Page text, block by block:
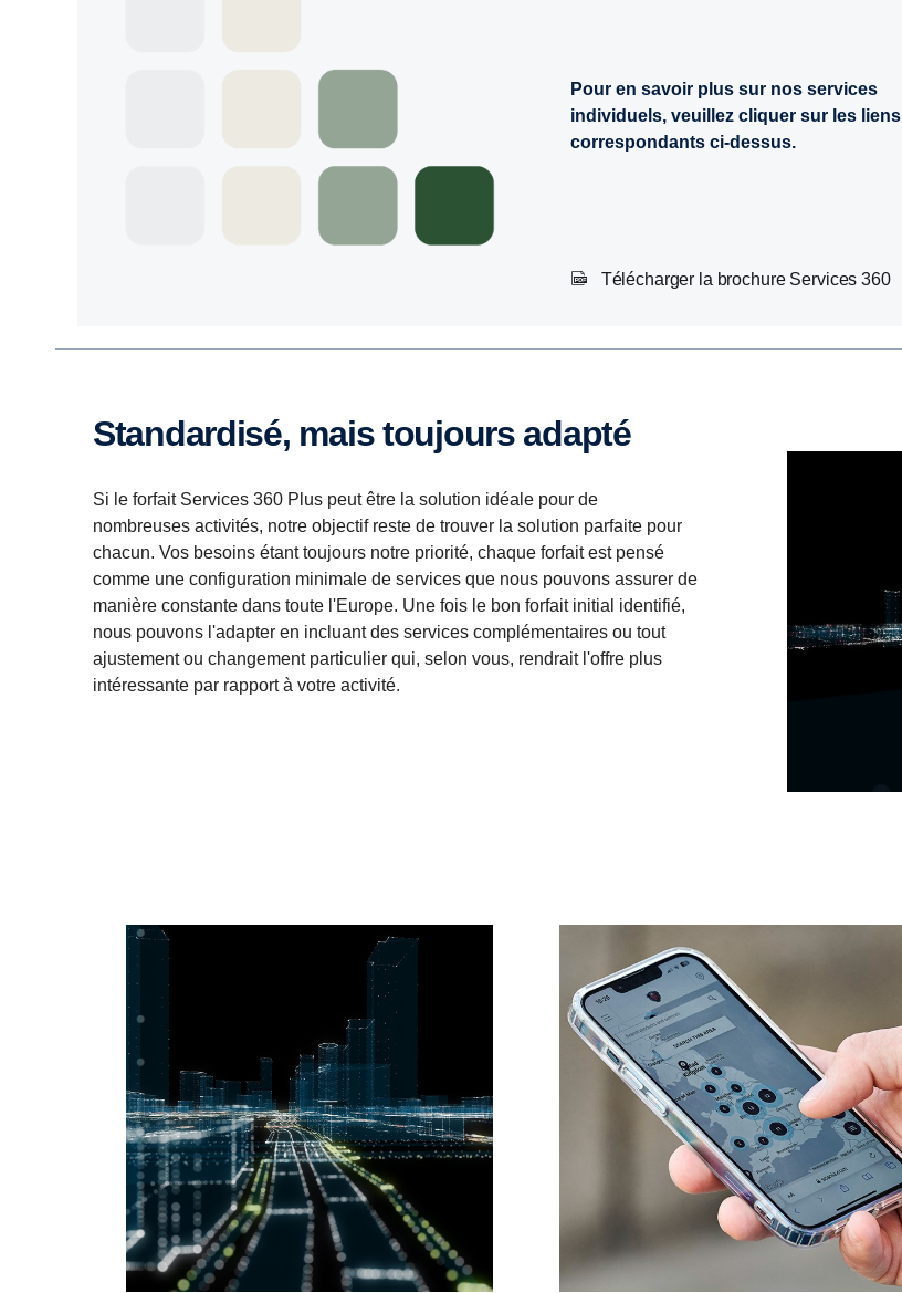
Pour en savoir plus sur nos services
individuels, veuillez cliquer sur les liens
correspondants ci-dessus.
Télécharger la brochure Services 360
Standardisé, mais toujours adapté
Si le forfait Services 360 Plus peut être la solution idéale pour de
nombreuses activités, notre objectif reste de trouver la solution parfaite pour
chacun. Vos besoins étant toujours notre priorité, chaque forfait est pensé
comme une configuration minimale de services que nous pouvons assurer de
manière constante dans toute l'Europe. Une fois le bon forfait initial identifié,
nous pouvons l'adapter en incluant des services complémentaires ou tout
ajustement ou changement particulier qui, selon vous, rendrait l'offre plus
intéressante par rapport à votre activité.